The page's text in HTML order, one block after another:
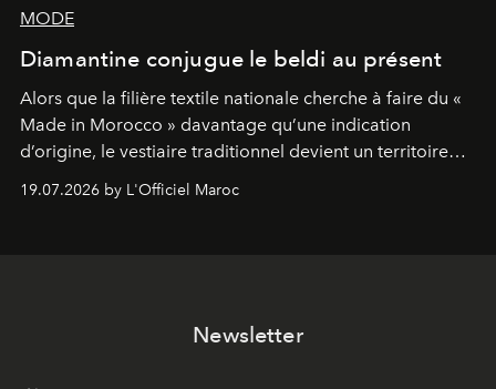
MODE
Diamantine conjugue le beldi au présent
Alors que la filière textile nationale cherche à faire du «
Made in Morocco » davantage qu’une indication
d’origine, le vestiaire traditionnel devient un territoire
d’expérimentation. Avec Néo Beldi, Diamantine en
révise les proportions et les usages pour l’inscrire dans
19.07.2026 by L'Officiel Maroc
Newsletter